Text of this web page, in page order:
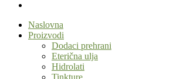
Naslovna
Proizvodi
Dodaci prehrani
Eterična ulja
Hidrolati
Tinkture